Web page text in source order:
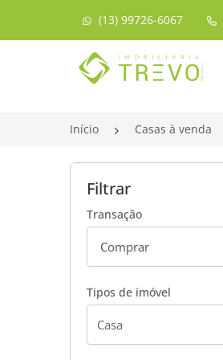
(13) 99726-6067
Página inicial
Início Casas à venda
Filtrar
Transação
Tipos de imóvel